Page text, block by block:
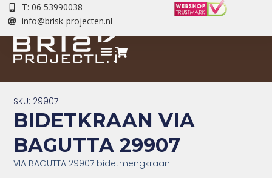
T: 06 53990038
info@brisk-projecten.nl
SKU: 29907
BIDETKRAAN VIA
BAGUTTA 29907
VIA BAGUTTA 29907 bidetmengkraan